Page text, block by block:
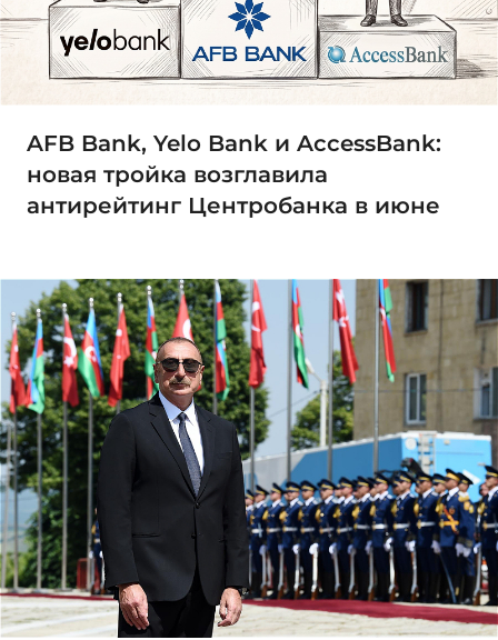
AFB Bank, Yelo Bank и AccessBank:
новая тройка возглавила
антирейтинг Центробанка в июне